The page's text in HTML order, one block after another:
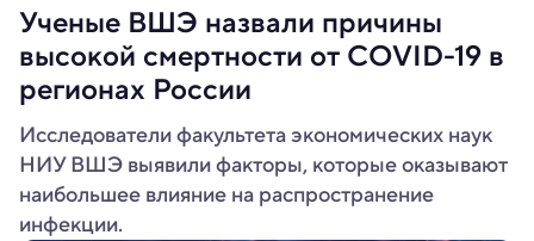
Ученые ВШЭ назвали причины
высокой смертности от COVID-19 в
регионах России
Исследователи факультета экономических наук
НИУ ВШЭ выявили факторы, которые оказывают
наибольшее влияние на распространение
инфекции.